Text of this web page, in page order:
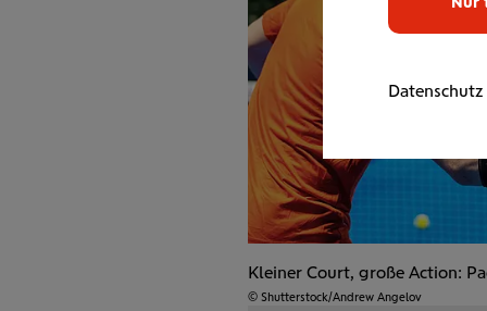
Kleiner Court, große Action:
© Shutterstock/Andrew Angelov
Datenschutz